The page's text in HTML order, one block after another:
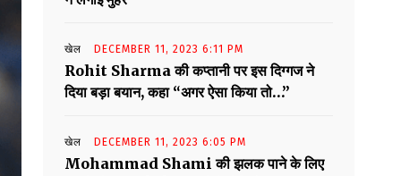
खेल DECEMBER 11, 2023 6:11 PM
Rohit Sharma की कप्तानी पर इस दिग्गज ने
दिया बड़ा बयान, कहा “अगर ऐसा किया तो…”
खेल DECEMBER 11, 2023 6:05 PM
Mohammad Shami की झलक पाने के लिए